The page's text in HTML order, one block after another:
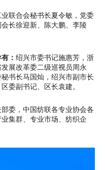
联合会秘书长夏令敏，党委
长徐迎新、陈大鹏、李陵
： 绍兴市委书记施惠芳，浙
展改革委二级巡视员周永
书长马国灿，绍兴市副市长
委副书记、区长袁建。
委，中国纺联各专业协会各
集群、专业市场、纺织企